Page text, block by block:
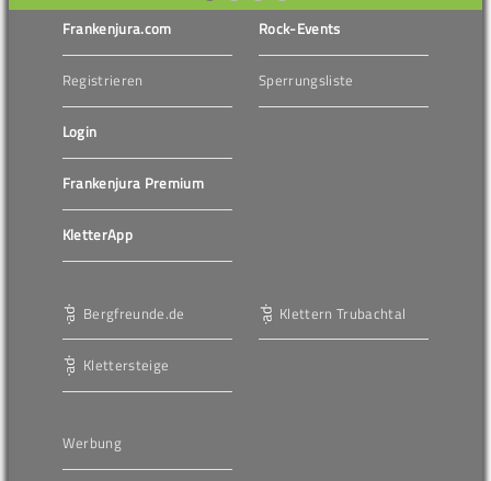
Frankenjura.com
Registrieren
Login
Frankenjura Premium
KletterApp
Rock-Events
Sperrungsliste
Bergfreunde.de
Klettersteige
Klettern Trubachtal
Werbung